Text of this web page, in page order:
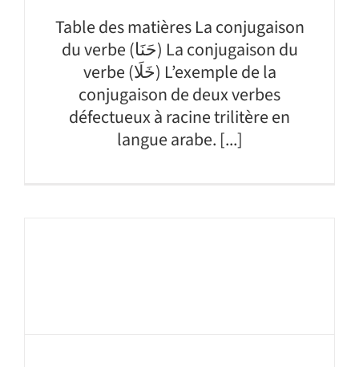
Table des matières La conjugaison
du verbe (حَنَا) La conjugaison du
verbe (خَلَا) L’exemple de la
conjugaison de deux verbes
défectueux à racine trilitère en
langue arabe. [...]